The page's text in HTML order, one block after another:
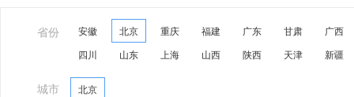
省份 安徽 北京 重庆 福建 广东 甘肃
广西
四川
山东 上海 山西 陕西 天津 新疆
城市 北京